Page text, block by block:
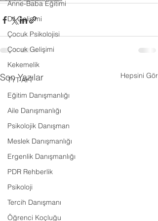
Anne-Baba Eğitimi
Dil Gelişimi
Çocuk Psikolojisi
Çocuk Gelişimi
Kekemelik
TYT-AYT
Eğitim Danışmanlığı
Aile Danışmanlığı
Psikolojik Danışman
Meslek Danışmanlığı
Ergenlik Danışmanlığı
PDR Rehberlik
Psikoloji
Tercih Danışmanı
Öğrenci Koçluğu
Son Yazılar Hepsini Gör